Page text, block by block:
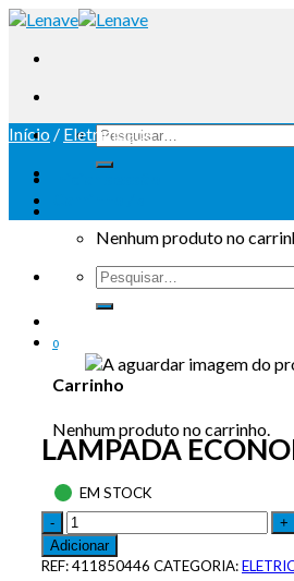
Nenhum produto no
0
Carrinho
Nenhum produto no carrinho.
Início / Eletricidade
LAMPADA
EM STOCK
Adicionar
REF:411850446 CATEGORIA: